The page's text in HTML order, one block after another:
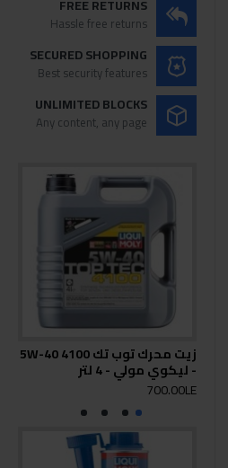
FREE RETURNS
Hassle free returns
SECURED SHOPPING
Best security features
UNLIMITED BLOCKS
Any content, any page
زيت محرك توب تك 4100 5W-40
- ليكوي مولي - 4 لتر
700.00LE